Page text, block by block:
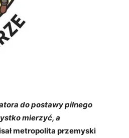
do postawy pilnego
mierzyć, a
metropolita przemyski